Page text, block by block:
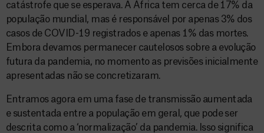
catástrofe que se esperava. A África tem cerca de 17% da
população mundial, mas é responsável por apenas 3% dos
casos de COVID-19 registrados e apenas 1% das mortes.
Embora devamos permanecer cautelosos sobre a evolução
futura da pandemia, no momento as previsões inicialmente
apresentadas não se concretizaram.
Entramos agora em uma fase de transmissão aumentada
e sustentada entre a população em geral, que pode ser
descrita como a ‘normalização’ da pandemia. Isso significa